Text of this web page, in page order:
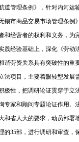
道管理条例》，针对内河
锡市商品交易市场管理条
和经营者的权利和义务，
践经验基础上，深化《劳
谐劳资关系具有突破性的重
法项目，主要着眼转型发展
极性，把调研论证贯穿于
专家和顾问专题论证作用
和省人大的要求，动员部署
的35部，进行调研和审查